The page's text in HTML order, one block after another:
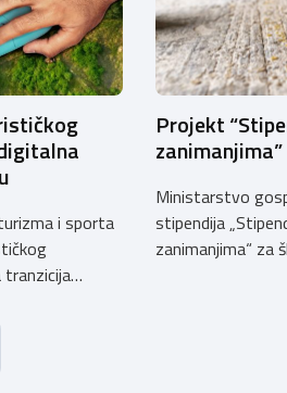
i sporta
€.
djelatnosti,
Projekt
zanimanjima”
Ministarstvo
stipendija
zanimanjima“ za